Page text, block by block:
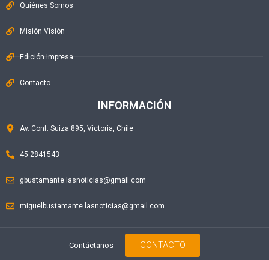
Quiénes Somos
Misión Visión
Edición Impresa
Contacto
INFORMACIÓN
Av. Conf. Suiza 895, Victoria, Chile
45 2841543
gbustamante.lasnoticias@gmail.com
miguelbustamante.lasnoticias@gmail.com
Contáctanos CONTACTO